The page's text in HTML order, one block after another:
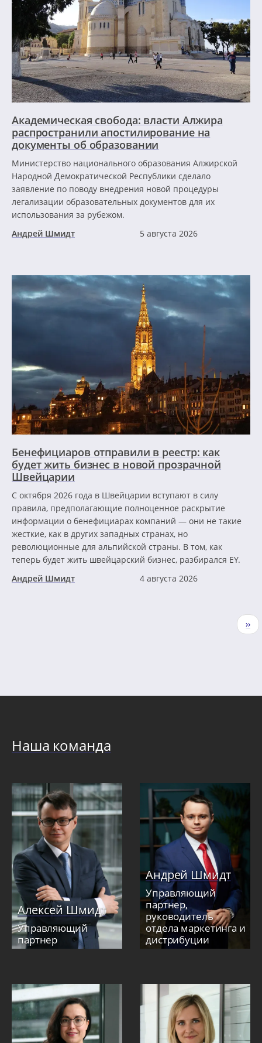
Академическая свобода: власти Алжира
распространили апостилирование на
документы об образовании
Министерство национального образования Алжирской
Народной Демократической Республики сделало
заявление по поводу внедрения новой процедуры
легализации образовательных документов для их
использования за рубежом.
Андрей Шмидт
5 августа 2026
Бенефициаров отправили в реестр: как
будет жить бизнес в новой прозрачной
Швейцарии
С октября 2026 года в Швейцарии вступают в силу
правила, предполагающие полноценное раскрытие
информации о бенефициарах компаний — они не такие
жесткие, как в других западных странах, но
революционные для альпийской страны. В том, как
теперь будет жить швейцарский бизнес, разбирался EY.
Андрей Шмидт
4 августа 2026
››
Наша команда
Алексей Шмидт
Управляющий
партнер
Андрей Шмидт
Управляющий
партнер,
руководитель
отдела маркетинга и
дистрибуции